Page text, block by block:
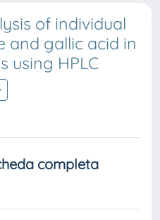
of individual
and gallic acid in
using HPLC
completa